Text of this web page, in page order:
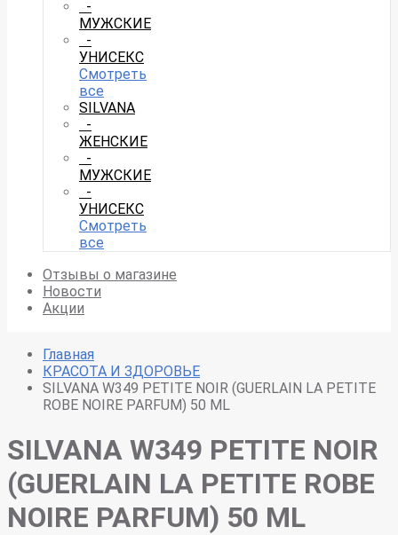
-
МУЖСКИЕ
-
УНИСЕКС
Смотреть
все
SILVANA
-
ЖЕНСКИЕ
-
МУЖСКИЕ
-
УНИСЕКС
Смотреть
все
Отзывы о магазине
Новости
Акции
Главная
КРАСОТА И ЗДОРОВЬЕ
SILVANA W349 PETITE NOIR (GUERLAIN LA PETITE
ROBE NOIRE PARFUM) 50 ML
SILVANA W349 PETITE NOIR
(GUERLAIN LA PETITE ROBE
NOIRE PARFUM) 50 ML